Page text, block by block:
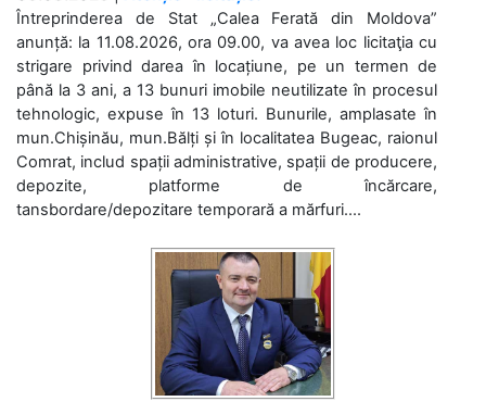
Întreprinderea de Stat „Calea Ferată din Moldova”
anunță: la 11.08.2026, ora 09.00, va avea loc licitaţia cu
strigare privind darea în locațiune, pe un termen de
până la 3 ani, a 13 bunuri imobile neutilizate în procesul
tehnologic, expuse în 13 loturi. Bunurile, amplasate în
mun.Chișinău, mun.Bălți și în localitatea Bugeac, raionul
Comrat, includ spații administrative, spații de producere,
depozite, platforme de încărcare,
tansbordare/depozitare temporară a mărfuri....